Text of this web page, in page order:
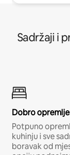
Sadržaji i
Dobro
Potpuno
kuhinju i sve
boravak od